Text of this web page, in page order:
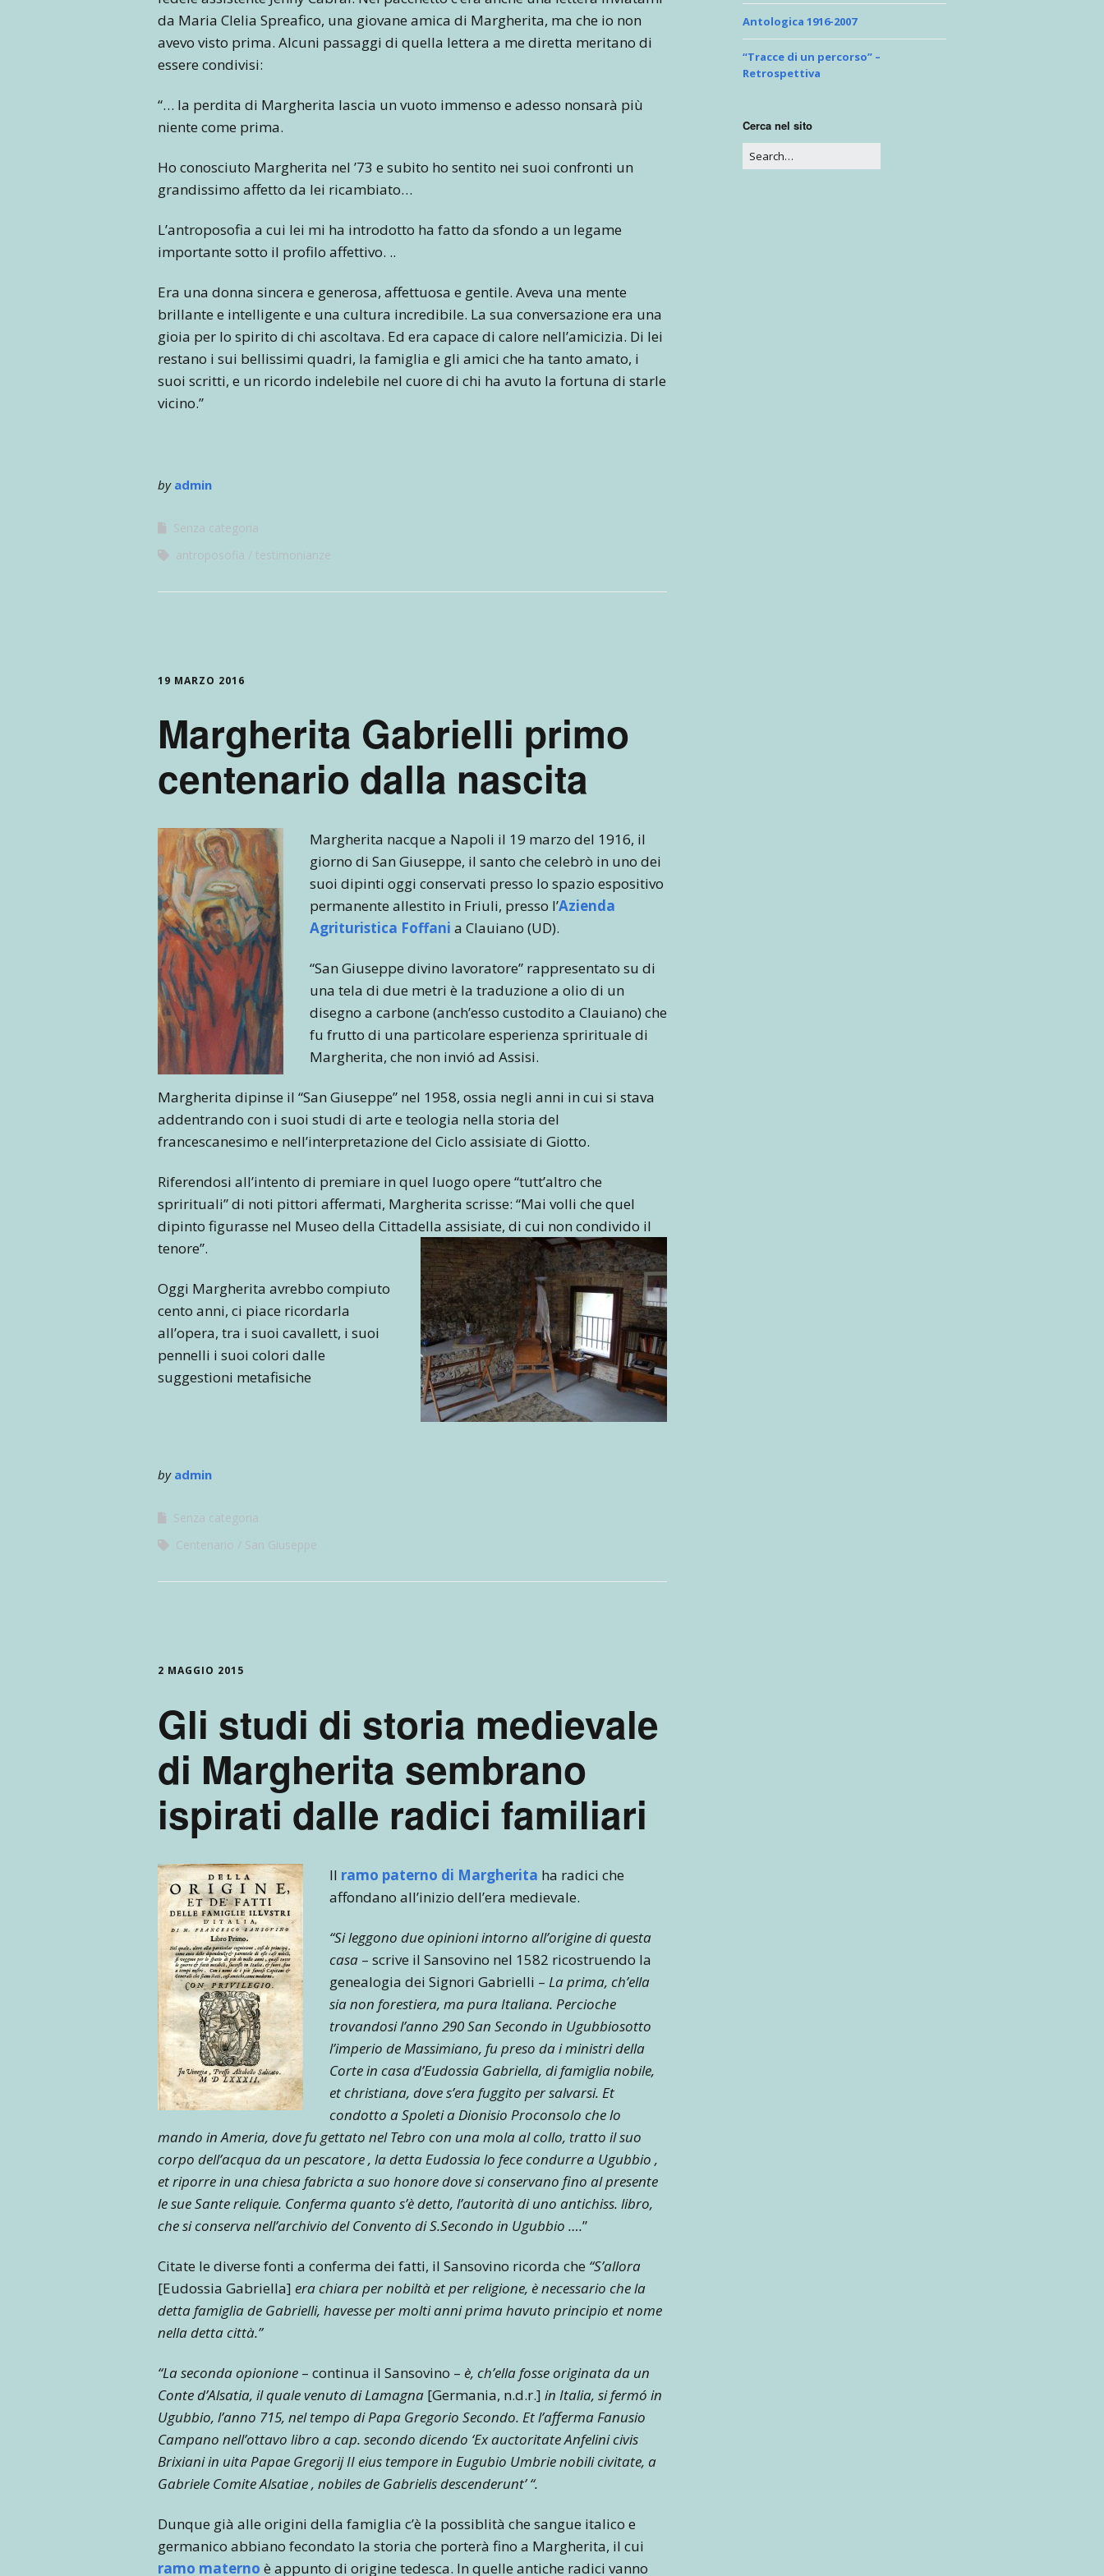
da Maria Clelia Spreafico, una giovane amica di Margherita, ma che io non
avevo visto prima. Alcuni passaggi di quella lettera a me diretta meritano di
essere condivisi:
“… la perdita di Margherita lascia un vuoto immenso e adesso nonsarà più
niente come prima.
Ho conosciuto Margherita nel ’73 e subito ho sentito nei suoi confronti un
grandissimo affetto da lei ricambiato…
L’antroposofia a cui lei mi ha introdotto ha fatto da sfondo a un legame
importante sotto il profilo affettivo. ..
Era una donna sincera e generosa, affettuosa e gentile. Aveva una mente
brillante e intelligente e una cultura incredibile. La sua conversazione era una
gioia per lo spirito di chi ascoltava. Ed era capace di calore nell’amicizia. Di lei
restano i sui bellissimi quadri, la famiglia e gli amici che ha tanto amato, i
suoi scritti, e un ricordo indelebile nel cuore di chi ha avuto la fortuna di starle
vicino.”
by admin
Senza categoria
antroposofia
testimonianze
19 MARZO 2016
Margherita Gabrielli primo
centenario dalla nascita
Margherita nacque a Napoli il 19 marzo del 1916, il
giorno di San Giuseppe, il santo che celebrò in uno dei
suoi dipinti oggi conservati presso lo spazio espositivo
permanente allestito in Friuli, presso l’Azienda
Agrituristica Foffani a Clauiano (UD).
“San Giuseppe divino lavoratore” rappresentato su di
una tela di due metri è la traduzione a olio di un
disegno a carbone (anch’esso custodito a Clauiano) che
fu frutto di una particolare esperienza sprirituale di
Margherita, che non invió ad Assisi.
Margherita dipinse il “San Giuseppe” nel 1958, ossia negli anni in cui si stava
addentrando con i suoi studi di arte e teologia nella storia del
francescanesimo e nell’interpretazione del Ciclo assisiate di Giotto.
Riferendosi all’intento di premiare in quel luogo opere “tutt’altro che
sprirituali” di noti pittori affermati, Margherita scrisse: “Mai volli che quel
dipinto figurasse nel Museo della Cittadella assisiate, di cui non condivido il
tenore”.
Oggi Margherita avrebbo compiuto
cento anni, ci piace ricordarla
all’opera, tra i suoi cavallett, i suoi
pennelli i suoi colori dalle
suggestioni metafisiche
by admin
Senza categoria
Centenario
San Giuseppe
2 MAGGIO 2015
Gli studi di storia medievale
di Margherita sembrano
ispirati dalle radici familiari
Il ramo paterno di Margherita ha radici che
affondano all’inizio dell’era medievale.
“Si leggono due opinioni intorno all’origine di questa
casa – scrive il Sansovino nel 1582 ricostruendo la
genealogia dei Signori Gabrielli – La prima, ch’ella
sia non forestiera, ma pura Italiana. Percioche
trovandosi l’anno 290 San Secondo in Ugubbiosotto
l’imperio de Massimiano, fu preso da i ministri della
Corte in casa d’Eudossia Gabriella, di famiglia nobile,
et christiana, dove s’era fuggito per salvarsi. Et
condotto a Spoleti a Dionisio Proconsolo che lo
mando in Ameria, dove fu gettato nel Tebro con una mola al collo, tratto il suo
corpo dell’acqua da un pescatore , la detta Eudossia lo fece condurre a Ugubbio ,
et riporre in una chiesa fabricta a suo honore dove si conservano fino al presente
le sue Sante reliquie. Conferma quanto s’è detto, l’autorità di uno antichiss. libro,
che si conserva nell’archivio del Convento di S.Secondo in Ugubbio ….”
Citate le diverse fonti a conferma dei fatti, il Sansovino ricorda che “S’allora
[Eudossia Gabriella] era chiara per nobiltà et per religione, è necessario che la
detta famiglia de Gabrielli, havesse per molti anni prima havuto principio et nome
nella detta città.”
“La seconda opionione – continua il Sansovino – è, ch’ella fosse originata da un
Conte d’Alsatia, il quale venuto di Lamagna [Germania, n.d.r.] in Italia, si fermó in
Ugubbio, l’anno 715, nel tempo di Papa Gregorio Secondo. Et l’afferma Fanusio
Campano nell’ottavo libro a cap. secondo dicendo ‘Ex auctoritate Anfelini civis
Brixiani in uita Papae Gregorij II eius tempore in Eugubio Umbrie nobili civitate, a
Gabriele Comite Alsatiae , nobiles de Gabrielis descenderunt’ “.
Dunque già alle origini della famiglia c’è la possiblità che sangue italico e
germanico abbiano fecondato la storia che porterà fino a Margherita, il cui
ramo materno è appunto di origine tedesca. In quelle antiche radici vanno
Antologica 1916-2007
“Tracce di un percorso” –
Retrospettiva
Cerca nel sito